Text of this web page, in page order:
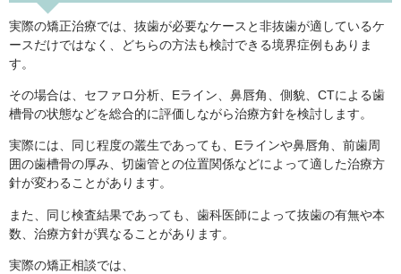
実際の矯正治療では、抜歯が必要なケースと非抜歯が適しているケ
ースだけではなく、どちらの方法も検討できる境界症例もありま
す。
その場合は、セファロ分析、Eライン、鼻唇角、側貌、CTによる歯
槽骨の状態などを総合的に評価しながら治療方針を検討します。
実際には、同じ程度の叢生であっても、Eラインや鼻唇角、前歯周
囲の歯槽骨の厚み、切歯管との位置関係などによって適した治療方
針が変わることがあります。
また、同じ検査結果であっても、歯科医師によって抜歯の有無や本
数、治療方針が異なることがあります。
実際の矯正相談では、